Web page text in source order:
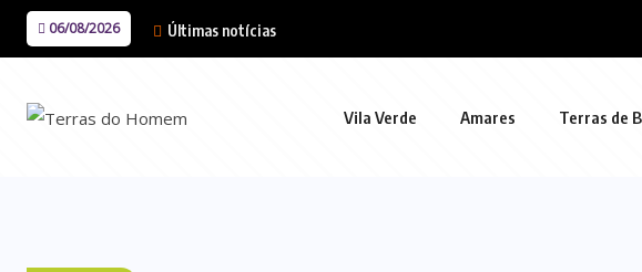
06/08/2026 Últimas notícias
Vila Verde Amares Terras de